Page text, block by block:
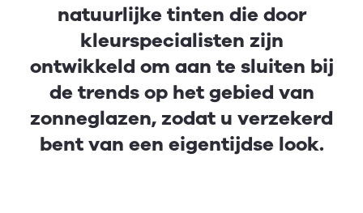
natuurlijke tinten die door
kleurspecialisten zijn
ontwikkeld om aan te sluiten bij
de trends op het gebied van
zonneglazen, zodat u verzekerd
bent van een eigentijdse look.